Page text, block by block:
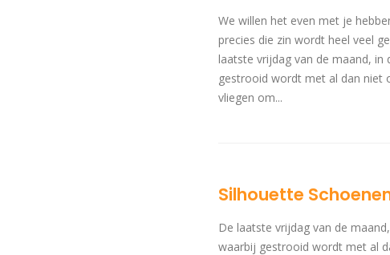
We willen het even met je
precies die zin wordt heel veel
laatste vrijdag van de maand,
gestrooid wordt met al dan niet
vliegen om...
Silhouette
De laatste vrijdag van de
waarbij gestrooid wordt met al